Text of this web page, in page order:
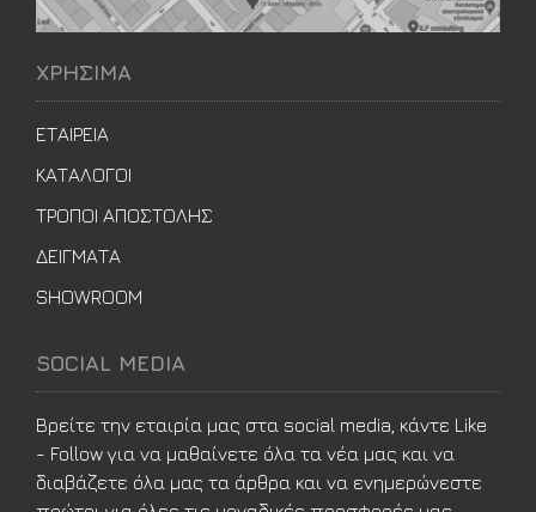
ΧΡΗΣΙΜΑ
ΕΤΑΙΡΕΙΑ
ΚΑΤΑΛΟΓΟΙ
ΤΡΟΠΟΙ ΑΠΟΣΤΟΛΗΣ
ΔΕΙΓΜΑΤΑ
SHOWROOM
SOCIAL MEDIA
Βρείτε την εταιρία μας στα social media, κάντε Like
- Follow για να μαθαίνετε όλα τα νέα μας και να
διαβάζετε όλα μας τα άρθρα και να ενημερώνεστε